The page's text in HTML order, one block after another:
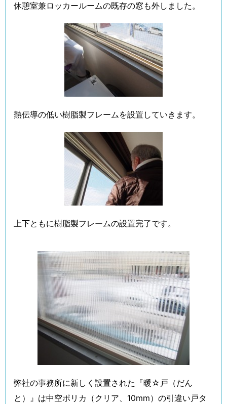
休憩室兼ロッカールームの既存の窓も外しました。
熱伝導の低い樹脂製フレームを設置していきます。
上下ともに樹脂製フレームの設置完了です。
弊社の事務所に新しく設置された『暖☆戸（だん
と）』は中空ポリカ（クリア、10mm）の引違い戸タ